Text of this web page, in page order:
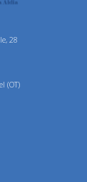
28
(OT)